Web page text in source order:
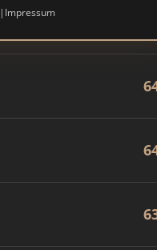
| Impressum